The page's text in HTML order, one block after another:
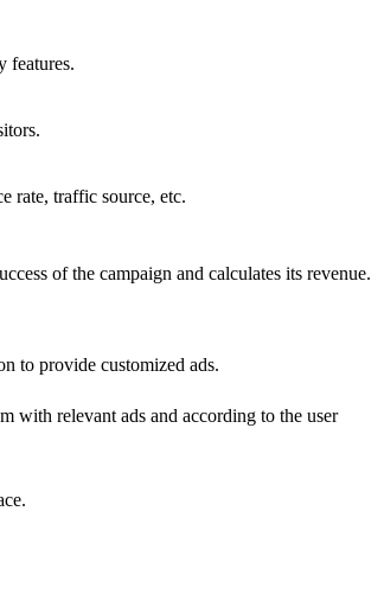
features.
rate, traffic source, etc.
of the campaign and calculates its revenue.
to provide customized ads.
with relevant ads and according to the user